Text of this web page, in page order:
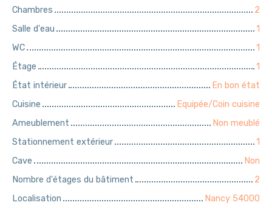
Chambres
2
Salle d'eau
1
WC
1
Étage
1
État intérieur
En bon état
Cuisine
Equipée/Coin cuisine
Ameublement
Non meublé
Stationnement extérieur
1
Cave
Non
Nombre d'étages du bâtiment
2
Localisation
Nancy 54000